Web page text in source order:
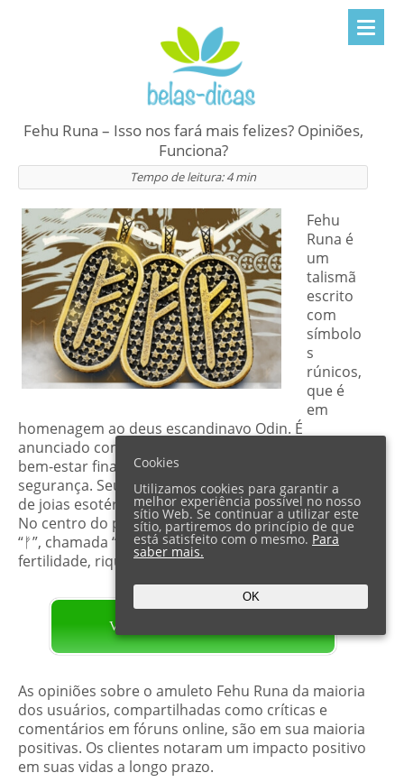
Fehu Runa – Isso nos fará mais felizes? Opiniões,
Funciona?
Tempo de leitura:4 min
Fehu
Runa é
um
talismã
escrito
com
símbolo
s
rúnicos,
que é
em
homenagem ao deus escandinavo Odin. É
anunciado como um acessório para atrair mais
bem-estar financeiro e pessoal, felicidade e
segurança. Seu fabricante é a empresa americana
de joias esotéricas artesanais “CellsDividing” Ltd.
No centro do produto está representada a runa
“ᚠ”, chamada “Fe”. Seu significado é “gado,
fertilidade, riqueza, prosperidade”.
VISITE O PÁGINA OFICIAL
As opiniões sobre o amuleto Fehu Runa da maioria
dos usuários, compartilhadas como críticas e
comentários em fóruns online, são em sua maioria
positivas. Os clientes notaram um impacto positivo
em suas vidas a longo prazo.
Cookies
Utilizamos cookies para garantir a
melhor experiência possível no nosso
sítio Web. Se continuar a utilizar este
sítio, partiremos do princípio de que
está satisfeito com o mesmo. Para
saber mais.
OK